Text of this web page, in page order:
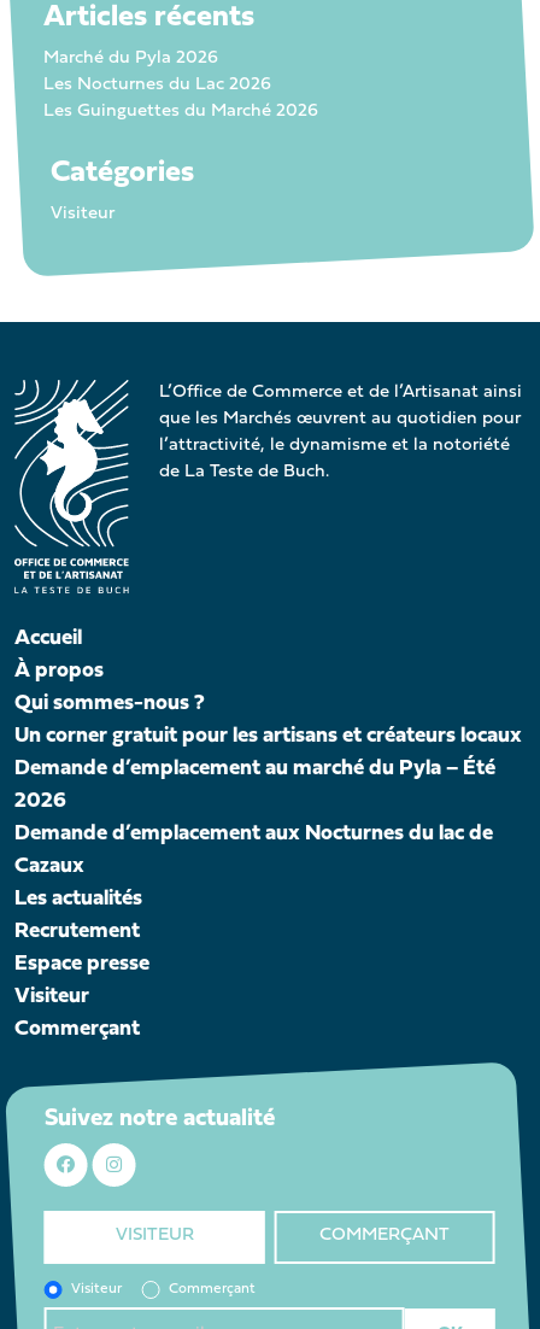
Articles récents
Marché du Pyla 2026
Les Nocturnes du Lac 2026
Les Guinguettes du Marché 2026
Catégories
Visiteur
L’Office de Commerce et de l’Artisanat ainsi
que les Marchés œuvrent au quotidien pour
l’attractivité, le dynamisme et la notoriété
de La Teste de Buch.
Accueil
À propos
Qui sommes-nous ?
Un corner gratuit pour les artisans et créateurs locaux
Demande d’emplacement au marché du Pyla – Été
2026
Demande d’emplacement aux Nocturnes du lac de
Cazaux
Les actualités
Recrutement
Espace presse
Visiteur
Commerçant
Suivez notre actualité
VISITEUR COMMERÇANT
Visiteur Commerçant